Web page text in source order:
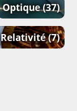
Optique(37)
Relativité(7)